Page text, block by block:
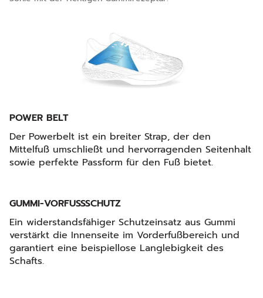
POWER BELT
Der Powerbelt ist ein breiter Strap, der den
Mittelfuß umschließt und hervorragenden Seitenhalt
sowie perfekte Passform für den Fuß bietet.
GUMMI-VORFUSSSCHUTZ
Ein widerstandsfähiger Schutzeinsatz aus Gummi
verstärkt die Innenseite im Vorderfußbereich und
garantiert eine beispiellose Langlebigkeit des
Schafts.